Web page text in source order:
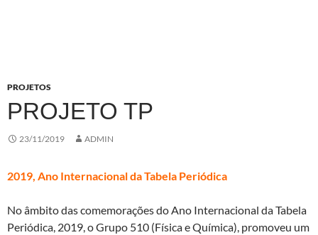
PROJETOS
PROJETO TP
23/11/2019 ADMIN
2019, Ano Internacional da Tabela Periódica
No âmbito das comemorações do Ano Internacional da Tabela
Periódica, 2019, o Grupo 510 (Física e Química), promoveu um